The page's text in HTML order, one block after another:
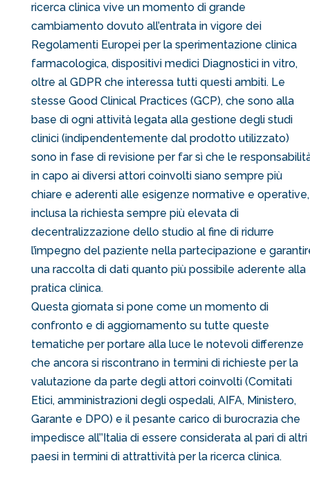
ricerca clinica vive un momento di grande
cambiamento dovuto all’entrata in vigore dei
Regolamenti Europei per la sperimentazione clinica
farmacologica, dispositivi medici Diagnostici in vitro,
oltre al GDPR che interessa tutti questi ambiti. Le
stesse Good Clinical Practices (GCP), che sono alla
base di ogni attività legata alla gestione degli studi
clinici (indipendentemente dal prodotto utilizzato)
sono in fase di revisione per far sì che le
in capo ai diversi attori coinvolti siano sempre più
chiare e aderenti alle esigenze normative e operative,
inclusa la richiesta sempre più elevata di
decentralizzazione dello studio al fine di ridurre
l’impegno del paziente nella partecipazione e
una raccolta di dati quanto più possibile aderente alla
pratica clinica.
Questa giornata si pone come un momento di
confronto e di aggiornamento su tutte queste
tematiche per portare alla luce le notevoli differenze
che ancora si riscontrano in termini di richieste per la
valutazione da parte degli attori coinvolti (Comitati
Etici, amministrazioni degli ospedali, AIFA, Ministero,
Garante e DPO) e il pesante carico di burocrazia che
impedisce all’’Italia di essere considerata al pari di altri
paesi in termini di attrattività per la ricerca clinica.